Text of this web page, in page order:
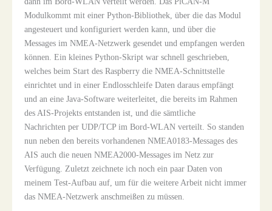
Modulkommt mit einer Python-Bibliothek, über die das Modul
angesteuert und konfiguriert werden kann, und über die
Messages im NMEA-Netzwerk gesendet und empfangen werden
können. Ein kleines Python-Skript war schnell geschrieben,
welches beim Start des Raspberry die NMEA-Schnittstelle
einrichtet und in einer Endlosschleife Daten daraus empfängt
und an eine Java-Software weiterleitet, die bereits im Rahmen
des AIS-Projekts entstanden ist, und die sämtliche
Nachrichten per UDP/TCP im Bord-WLAN verteilt. So standen
nun neben den bereits vorhandenen NMEA0183-Messages des
AIS auch die neuen NMEA2000-Messages im Netz zur
Verfügung. Zuletzt zeichnete ich noch ein paar Daten von
meinem Test-Aufbau auf, um für die weitere Arbeit nicht immer
das NMEA-Netzwerk anschmeißen zu müssen.